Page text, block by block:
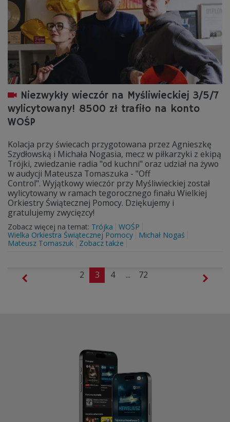
Niezwykły wieczór na Myśliwieckiej 3/5/7
wylicytowany! 8500 zł trafiło na konto
WOŚP
Kolacja przy świecach przygotowana przez Agnieszkę
Szydłowską i Michała Nogasia, mecz w piłkarzyki z ekipą
Trójki, zwiedzanie radia "od kuchni" oraz udział na żywo
w audycji Mateusza Tomaszuka - "Off
Control". Wyjątkowy wieczór przy Myśliwieckiej został
wylicytowany w ramach tegorocznego finału Wielkiej
Orkiestry Świątecznej Pomocy. Dziękujemy i
gratulujemy zwycięzcy!
Zobacz więcej na temat: Trójka
WOŚP
Wielka Orkiestra Świątecznej Pomocy
Michał Nogaś
Mateusz Tomaszuk
Zobacz także
2 3 4 ... 72